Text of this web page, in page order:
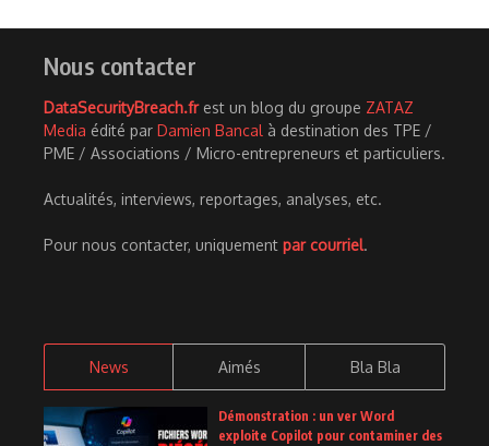
Nous contacter
DataSecurityBreach.frest un blog du groupe ZATAZ
Media édité par Damien Bancal à destination des TPE /
PME / Associations / Micro-entrepreneurs et particuliers.
Actualités, interviews, reportages, analyses, etc.
Pour nous contacter, uniquement par courriel.
News Aimés Bla Bla
Démonstration : un ver Word
exploite Copilot pour contaminer des